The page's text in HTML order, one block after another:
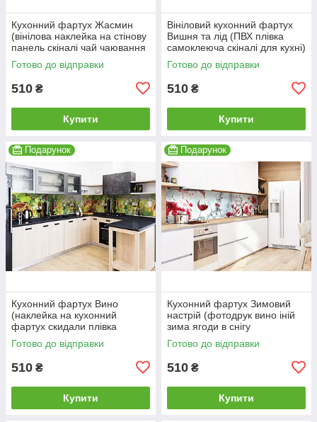
Кухонний фартух Жасмин
(вінілова наклейка на стінову
панель скіналі чай чаювання
зелений затишок) 600*2000
мм
Готово до відправки
510 ₴
Купити
Вініловий кухонний фартух
Вишня та лід (ПВХ плівка
самоклеюча скіналі для кухні)
600*2000 мм
Готово до відправки
510 ₴
Купити
Подарунок
Кухонний фартух Вино
(наклейка на кухонний
фартух скидали плівка
виноград лоза пляшки)
600*2000 мм
Готово до відправки
510 ₴
Купити
Подарунок
Кухонний фартух Зимовий
настрій (фотодрук вино іній
зима ягоди в снігу
самоклеюча плівка) 600*2000
мм
Готово до відправки
510 ₴
Купити